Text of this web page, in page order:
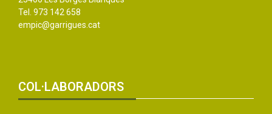
Tel. 973 142 658
empic@garrigues.cat
COL·LABORADORS